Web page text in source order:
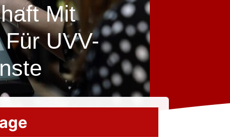
Mit
UVV-